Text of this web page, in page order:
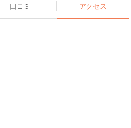
口コミ アクセス